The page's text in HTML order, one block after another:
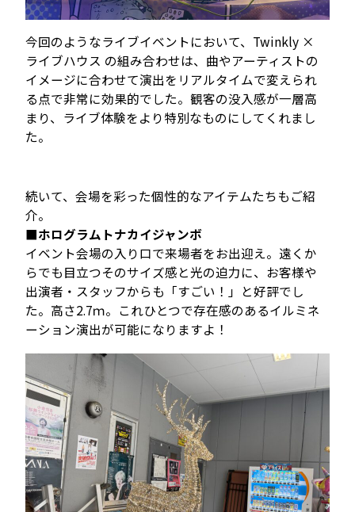
今回のようなライブイベントにおいて、Twinkly ×
ライブハウス の組み合わせは、曲やアーティストの
イメージに合わせて演出をリアルタイムで変えられ
る点で非常に効果的でした。観客の没入感が一層高
まり、ライブ体験をより特別なものにしてくれまし
た。
続いて、会場を彩った個性的なアイテムたちもご紹
介。
■ホログラムトナカイジャンボ
イベント会場の入り口で来場者をお出迎え。遠くか
らでも目立つそのサイズ感と光の迫力に、お客様や
出演者・スタッフからも「すごい！」と好評でし
た。高さ2.7ｍ。これひとつで存在感のあるイルミネ
ーション演出が可能になりますよ！